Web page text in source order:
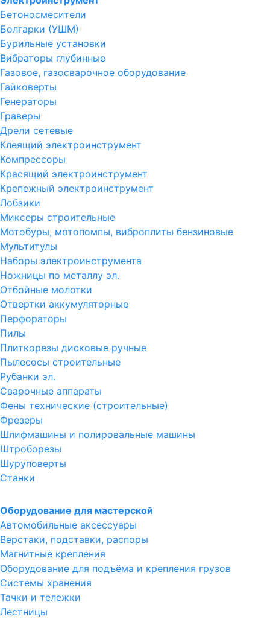
Бетоносмесители
Болгарки (УШМ)
Бурильные установки
Вибраторы глубинные
Газовое, газосварочное оборудование
Гайковерты
Генераторы
Граверы
Дрели сетевые
Клеящий электроинструмент
Компрессоры
Красящий электроинструмент
Крепежный электроинструмент
Лобзики
Миксеры строительные
Мотобуры, мотопомпы, виброплиты бензиновые
Мультитулы
Наборы электроинструмента
Ножницы по металлу эл.
Отбойные молотки
Отвертки аккумуляторные
Перфораторы
Пилы
Плиткорезы дисковые ручные
Пылесосы строительные
Рубанки эл.
Сварочные аппараты
Фены технические (строительные)
Фрезеры
Шлифмашины и полировальные машины
Штроборезы
Шуруповерты
Станки
Оборудование для мастерской
Автомобильные аксессуары
Верстаки, подставки, распоры
Магнитные крепления
Оборудование для подъёма и крепления грузов
Системы хранения
Тачки и тележки
Лестницы